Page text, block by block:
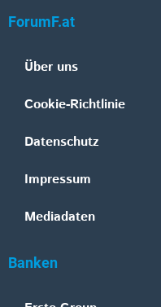
ForumF.at
Über uns
Cookie-Richtlinie
Datenschutz
Impressum
Mediadaten
Banken